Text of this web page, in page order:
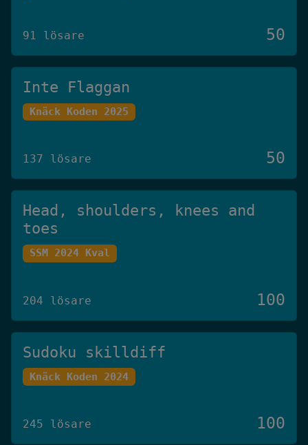
91 lösare 50
Inte Flaggan
Knäck Koden 2025
137 lösare 50
Head, shoulders, knees and
toes
SSM 2024 Kval
204 lösare 100
Sudoku skilldiff
Knäck Koden 2024
245 lösare 100